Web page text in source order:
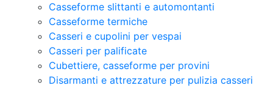
Casseforme slittanti e automontanti
Casseforme termiche
Casseri e cupolini per vespai
Casseri per palificate
Cubettiere, casseforme per provini
Disarmanti e attrezzature per pulizia casseri